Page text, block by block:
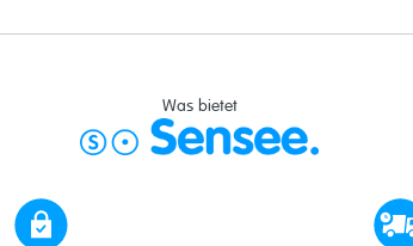
Was bietet